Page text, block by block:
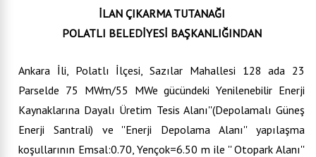
İLAN ÇIKARMA TUTANAĞI
POLATLI BELEDİYESİ BAŞKANLIĞINDAN
Ankara İli, Polatlı İlçesi, Sazılar Mahallesi 128 ada 23
Parselde 75 MWm/55 MWe gücündeki Yenilenebilir Enerji
Kaynaklarına Dayalı Üretim Tesis Alanı''(Depolamalı Güneş
Enerji Santrali) ve ''Enerji Depolama Alanı'' yapılaşma
koşullarının Emsal:0.70, Yençok=6.50 m ile '' Otopark Alanı''